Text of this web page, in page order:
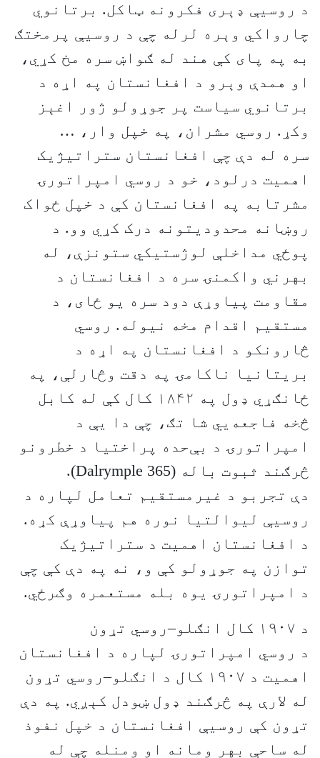
د روسیې ډېری فکرونه ټاکل. برتانوي
چارواکي وېره لرله چې د روسیې پرمختګ
به په پای کې هند له ګواښ سره مخ کړي،
او همدې وېرو د افغانستان په اړه د
برتانوي سیاست پر جوړولو ژور اغېز
وکړ. روسي مشران، په خپل وار، …
سره له دې چې افغانستان ستراتیژیک
اهمیت درلود، خو د روسي امپراتورۍ
مشرتابه په افغانستان کې د خپل ځواک
روښانه محدودیتونه درک کړي وو. د
پوځي مداخلې لوژستیکي ستونزې، له
بهرني واکمنۍ سره د افغانستان د
مقاومت پیاوړې دود سره یو ځای، د
مستقیم اقدام مخه نیوله. روسي
څارونکو د افغانستان په اړه د
بریتانیا ناکامۍ په دقت وڅارلې، په
ځانګړي ډول په ۱۸۴۲ کال کې له کابل
څخه فاجعه‌يي شا تګ، چې دا یې د
امپراتورۍ د بې‌حده پراختیا د خطرونو
څرګند ثبوت باله (Dalrymple 365).
دې تجربو د غیرمستقیم تعامل لپاره د
روسیې لیوالتیا نوره هم پیاوړې کړه.
د افغانستان اهمیت د ستراتیژیک
توازن په جوړولو کې و، نه په دې کې چې
د امپراتورۍ یوه بله مستعمره وګرځي.
د ۱۹۰۷ کال انګلو–روسي تړون
د روسي امپراتورۍ لپاره د افغانستان
اهمیت د ۱۹۰۷ کال د انګلو–روسي تړون
له لارې په څرګند ډول ښودل کېږي. په دې
تړون کې روسیې افغانستان د خپل نفوذ
له ساحې بهر ومانه او ومنله چې له